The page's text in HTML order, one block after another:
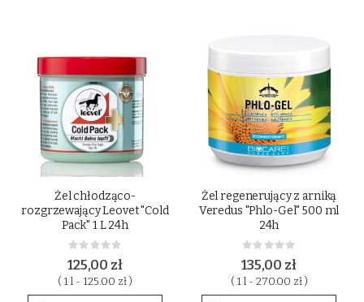
Żel chłodząco-
rozgrzewający Leovet "Cold
Pack" 1 L 24h
Rating:
0%
125,00 zł
( 1 l - 125.00 zł )
Żel regenerujący z arniką
Veredus "Phlo-Gel" 500 ml
24h
Rating:
0%
135,00 zł
( 1 l - 270.00 zł )